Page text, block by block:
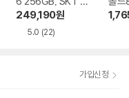
기변경 완납
249,190원
5.0 (22)
GB,
가입신청